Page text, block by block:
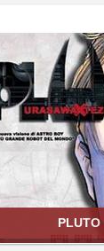
PLUTO